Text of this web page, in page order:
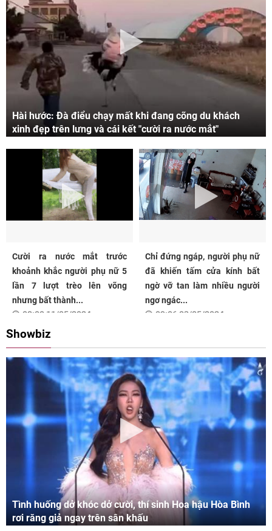
Hài hước: Đà điểu chạy mất khi đang cõng du khách
xinh đẹp trên lưng và cái kết "cười ra nước mắt"
Cười ra nước mắt trước
khoảnh khắc người phụ nữ 5
lần 7 lượt trèo lên võng
nhưng bất thành...
08:00 11/05/2024
Chỉ đứng ngáp, người phụ nữ
đã khiến tấm cửa kính bất
ngờ vỡ tan làm nhiều người
ngơ ngác...
09:06 03/05/2024
Showbiz
Tình huống dở khóc dở cười, thí sinh Hoa hậu Hòa Bình
rơi răng giả ngay trên sân khấu